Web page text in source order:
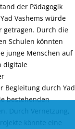
der Pädagogik
Vashems würde
getragen. Durch die
Schulen könnten
junge Menschen auf
digitale
Begleitung durch Yad
bestehenden
Durch Vernetzung,
könnte eine